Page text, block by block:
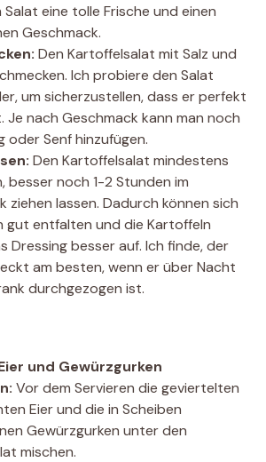
eine tolle Frische und einen
Geschmack.
Den Kartoffelsalat mit Salz und
Ich probiere den Salat
um sicherzustellen, dass er perfekt
Je nach Geschmack kann man noch
oder Senf hinzufügen.
Den Kartoffelsalat mindestens
besser noch 1-2 Stunden im
ziehen lassen. Dadurch können sich
gut entfalten und die Kartoffeln
Dressing besser auf. Ich finde, der
am besten, wenn er über Nacht
durchgezogen ist.
und Gewürzgurken
Vor dem Servieren die geviertelten
Eier und die in Scheiben
Gewürzgurken unter den
mischen.